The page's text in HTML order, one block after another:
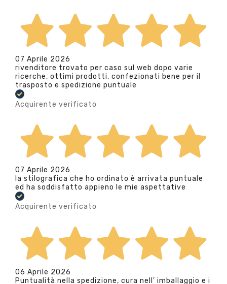
07 Aprile 2026
rivenditore trovato per caso sul web dopo varie
ricerche, ottimi prodotti, confezionati bene per il
trasposto e spedizione puntuale
Acquirente verificato
07 Aprile 2026
la stilografica che ho ordinato è arrivata puntuale
ed ha soddisfatto appieno le mie aspettative
Acquirente verificato
06 Aprile 2026
Puntualità nella spedizione, cura nell’ imballaggio e i